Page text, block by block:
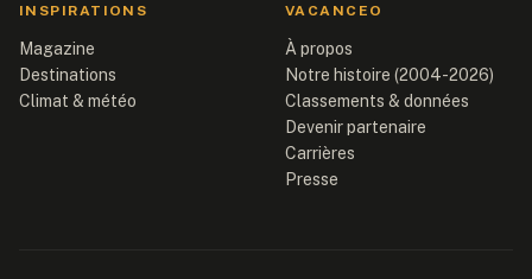
INSPIRATIONS
Magazine
Destinations
Climat & météo
VACANCEO
À propos
Notre histoire (2004-2026)
Classements & données
Devenir partenaire
Carrières
Presse